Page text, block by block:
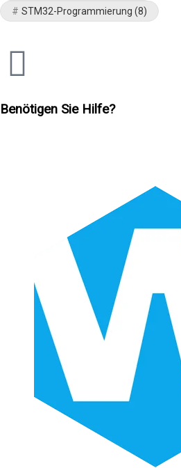
STM32-Programmierung (8)
Benötigen Sie Hilfe?